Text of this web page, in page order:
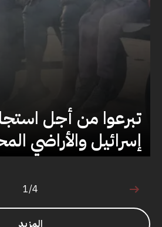
تبرعوا من أجل
إسرائيل والأراضي
1 من 4
1/4
المزيد